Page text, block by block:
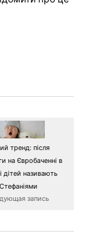
тренд: після
на Євробаченні в
дітей називають
Стефаніями
запись